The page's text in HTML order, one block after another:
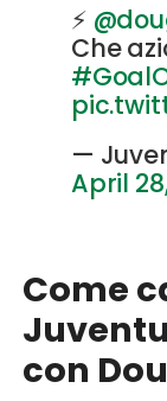
⚡️
Che
—
April
Come
con